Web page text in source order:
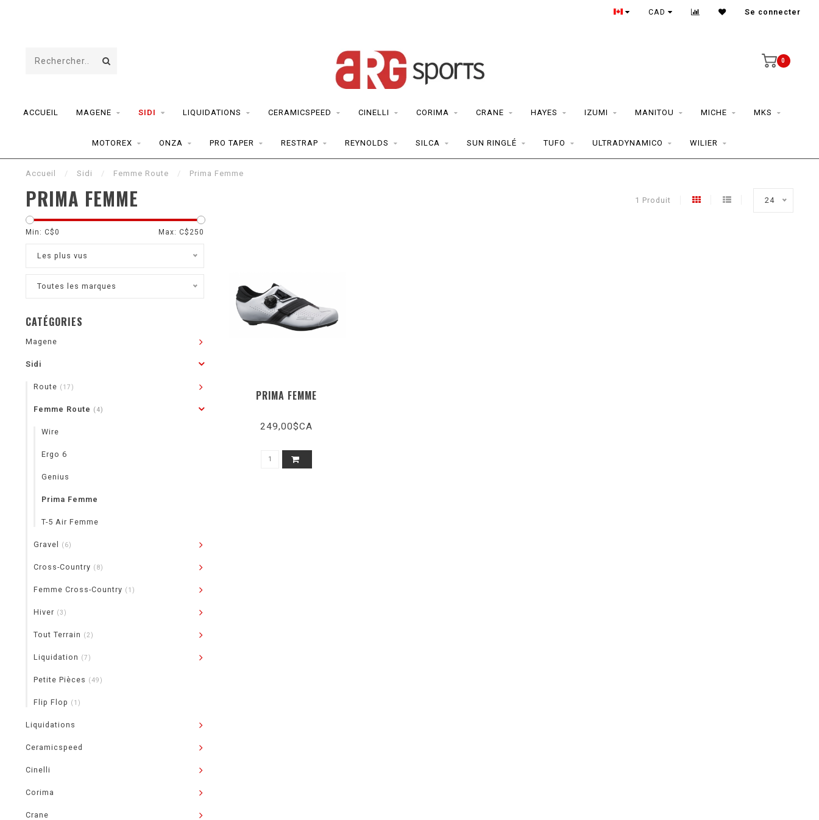
CAD Se connecter
0
ACCUEIL MAGENE SIDI LIQUIDATIONS CERAMICSPEED CINELLI CORIMA CRANE HAYES IZUMI MANITOU MICHE MKS
MOTOREX ONZA PRO TAPER RESTRAP REYNOLDS SILCA SUN RINGLÉ TUFO ULTRADYNAMICO WILIER
Accueil / Sidi / Femme Route / Prima Femme
PRIMA FEMME 1 Produit 24
Min: C$0 Max: C$ 250
Les plus vus
Toutes les marques
CATÉGORIES
Magene
Sidi
Route (17)
Femme Route (4)
Wire
Ergo 6
Genius
Prima Femme
T-5 Air Femme
Gravel (6)
Cross-Country (8)
Femme Cross-Country (1)
Hiver (3)
Tout Terrain (2)
Liquidation (7)
Petite Pièces (49)
Flip Flop (1)
Liquidations
Ceramicspeed
Cinelli
Corima
Crane
PRIMA FEMME
249,00$CA